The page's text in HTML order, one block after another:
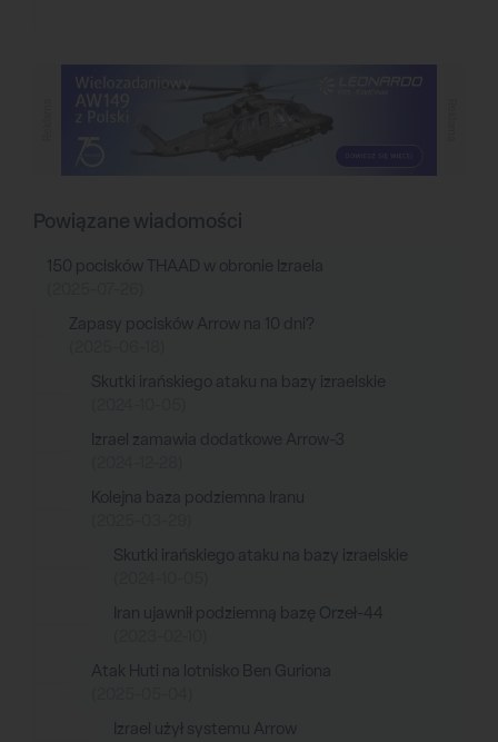
Powiązane wiadomości
150 pocisków THAAD w obronie Izraela
Zapasy pocisków Arrow na 10 dni?
Skutki irańskiego ataku na bazy izraelskie
Izrael zamawia dodatkowe Arrow-3
Kolejna baza podziemna Iranu
Skutki irańskiego ataku na bazy izraelskie
Iran ujawnił podziemną bazę Orzeł-44
Atak Huti na lotnisko Ben Guriona
Izrael użył systemu Arrow